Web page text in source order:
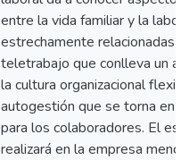
entre la vida familiar y la
estrechamente relacionadas
teletrabajo que conlleva un
la cultura organizacional
autogestión que se torna en
para los colaboradores. El
realizará en la empresa